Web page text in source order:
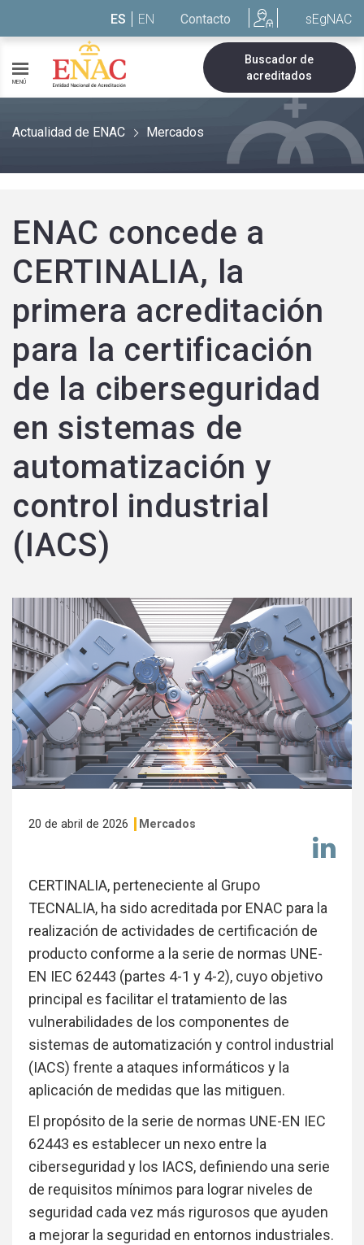
ES EN Contacto sEgNAC
MENÚ
Buscador de
acreditados
Actualidad de ENAC Mercados
ENAC concede a
CERTINALIA, la
primera acreditación
para la certificación
de la ciberseguridad
en sistemas de
automatización y
control industrial
(IACS)
20 de abril de 2026 Mercados
en
CERTINALIA, perteneciente al Grupo
TECNALIA, ha sido acreditada por ENAC para la
realización de actividades de certificación de
producto conforme a la serie de normas UNE-
EN IEC 62443 (partes 4-1 y 4-2), cuyo objetivo
principal es facilitar el tratamiento de las
vulnerabilidades de los componentes de
sistemas de automatización y control industrial
(IACS) frente a ataques informáticos y la
aplicación de medidas que las mitiguen.
El propósito de la serie de normas UNE-EN IEC
62443 es establecer un nexo entre la
ciberseguridad y los IACS, definiendo una serie
de requisitos mínimos para lograr niveles de
seguridad cada vez más rigurosos que ayuden
a mejorar la seguridad en entornos industriales.